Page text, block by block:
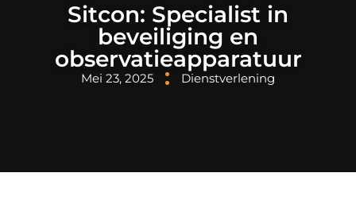
Sitcon: Specialist in
beveiliging en
observatieapparatuur
Mei 23, 2025 Dienstverlening